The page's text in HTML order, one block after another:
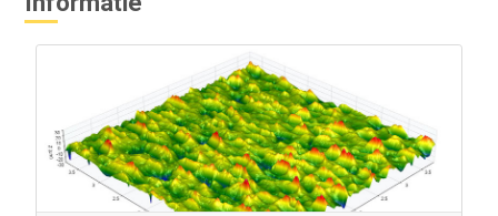
PosiTector Behuizing